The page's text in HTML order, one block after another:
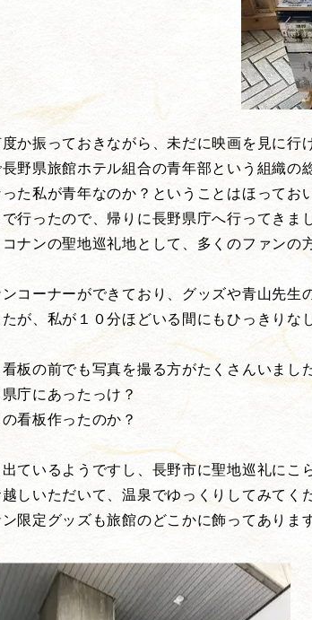
か振っておきながら、未だに映画を見に行
野県旅館ホテル組合の青年部という組織の
た私が青年なのか？ということはほってお
行ったので、帰りに長野県庁へ行ってきま
ナンの聖地巡礼地として、多くのファンの
コーナーができており、グッズや青山先生
が、私が１０分ほどいる間にもひっきりな
板の前でも写真を撮る方がたくさんいました
庁にあったっけ？
看板作ったのか？
ているようですし、長野市に聖地巡礼にこ
しいただいて、温泉でゆっくりしてみてく
限定グッズも旅館のどこかに飾ってありま